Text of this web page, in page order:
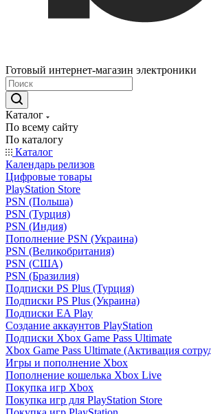
Готовый интернет-магазин электроники
Каталог
По всему сайту
По каталогу
Каталог
Календарь релизов
Цифровые товары
PlayStation Store
PSN (Польша)
PSN (Турция)
PSN (Индия)
Пополнение PSN (Украина)
PSN (Великобритания)
PSN (США)
PSN (Бразилия)
Подписки PS Plus (Турция)
Подписки PS Plus (Украина)
Подписки EA Play
Создание аккаунтов PlayStation
Подписки Xbox Game Pass Ultimate
Xbox Game Pass Ultimate (Активация
Игры и пополнение Xbox
Пополнение кошелька Xbox Live
Покупка игр Xbox
Покупка игр для PlayStation Store